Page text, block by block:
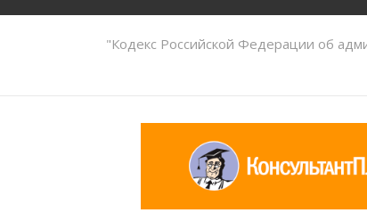
"Кодекс Российской Федерации об